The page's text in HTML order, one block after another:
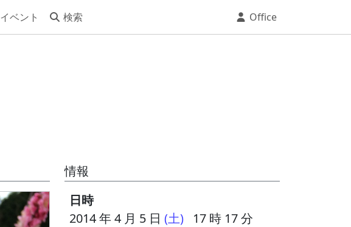
イベント 検索 Office
情報
日時
2014 年 4 月 5 日 (土) 17 時 17 分